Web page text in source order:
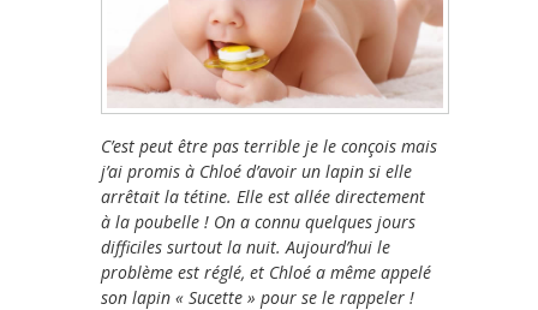
C’est peut être pas terrible je le conçois mais
j’ai promis à Chloé d’avoir un lapin si elle
arrêtait la tétine. Elle est allée directement
à la poubelle ! On a connu quelques jours
difficiles surtout la nuit. Aujourd’hui le
problème est réglé, et Chloé a même appelé
son lapin « Sucette » pour se le rappeler !